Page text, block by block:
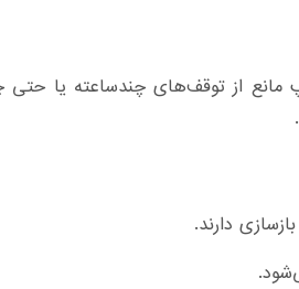
مانع از توقف‌های چندساعته یا حتی
دارند.